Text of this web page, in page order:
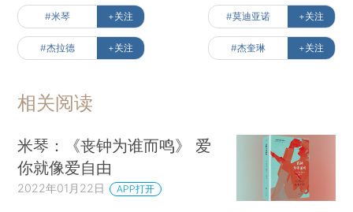
#米琴 +关注 #莫迪亚诺 +关注
#杰拉德 +关注 #杰奎琳 +关注
相关阅读
米琴：《丧钟为谁而鸣》 爱
你就像爱自由
2022年01月22日 APP打开